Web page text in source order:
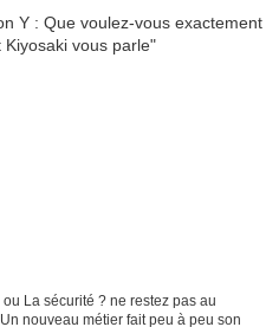
La sécurité ? ne restez pas au
nouveau métier fait peu à peu son